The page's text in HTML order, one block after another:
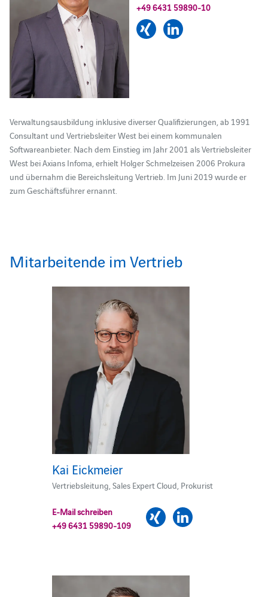
+49 6431 59890-10
Verwaltungsausbildung inklusive diverser Qualifizierungen, ab 1991
Consultant und Vertriebsleiter West bei einem kommunalen
Softwareanbieter. Nach dem Einstieg im Jahr 2001 als Vertriebsleiter
West bei Axians Infoma, erhielt Holger Schmelzeisen 2006 Prokura
und übernahm die Bereichsleitung Vertrieb. Im Juni 2019 wurde er
zum Geschäftsführer ernannt.
Mitarbeitende im Vertrieb
Kai Eickmeier
Vertriebsleitung, Sales Expert Cloud, Prokurist
E-Mail schreiben
+49 6431 59890-109